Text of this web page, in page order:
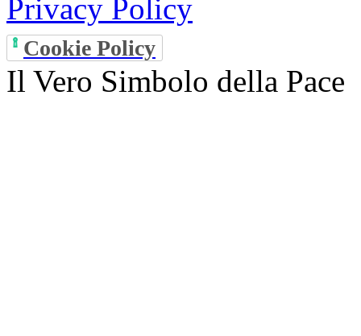
Privacy Policy
Cookie Policy
Il Vero Simbolo della Pace